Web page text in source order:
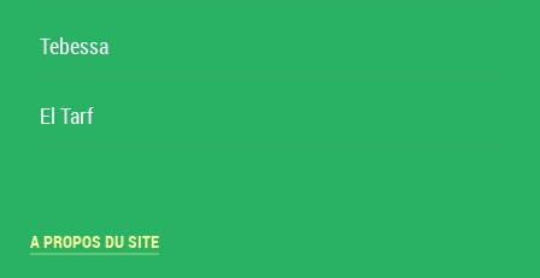
Tebessa
El Tarf
A PROPOS DU SITE